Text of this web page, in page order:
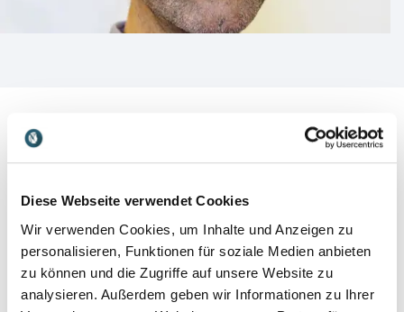
Diese Webseite verwendet Cookies
Wir verwenden Cookies, um Inhalte und Anzeigen zu
personalisieren, Funktionen für soziale Medien anbieten
zu können und die Zugriffe auf unsere Website zu
analysieren. Außerdem geben wir Informationen zu Ihrer
Kundenbewertungen
5von5
"Herr Terkessidis war ein brillanter Redner, der frei
sprechen konnte und Augenkontakt mit den